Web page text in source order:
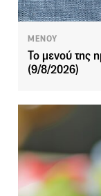
ΜΕΝΟΥ
Το μενού της
(9/8/2026)